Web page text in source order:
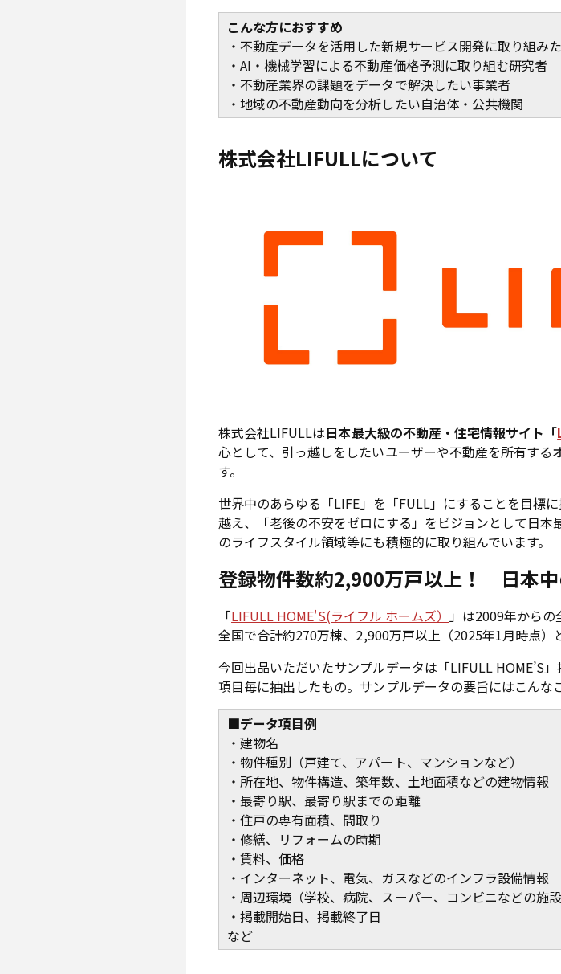
こんな方におすすめ
・不動産データを活用した新規サービス開発に取り組み
・AI・機械学習による不動産価格予測に取り組む研究者
・不動産業界の課題をデータで解決したい事業者
・地域の不動産動向を分析したい自治体・公共機関
株式会社LIFULLについて
株式会社LIFULLは日本最大級の不動産・住宅情報サイト「
心として、引っ越しをしたいユーザーや不動産を所有す
す。
世界中のあらゆる「LIFE」を「FULL」にすることを目標
越え、「老後の不安をゼロにする」をビジョンとして日本
のライフスタイル領域等にも積極的に取り組んでいます。
登録物件数約2,900万戸以上！ 日本中
「LIFULL HOME'S(ライフル ホームズ）
」は2009年から
全国で合計約270万棟、2,900万戸以上（2025年1月時点）
今回出品いただいたサンプルデータは「LIFULL HOME’S
項目毎に抽出したもの。サンプルデータの要旨にはこんな
■データ項目例
・建物名
・物件種別（戸建て、アパート、マンションなど）
・所在地、物件構造、築年数、土地面積などの建物情報
・最寄り駅、最寄り駅までの距離
・住戸の専有面積、間取り
・修繕、リフォームの時期
・賃料、価格
・インターネット、電気、ガスなどのインフラ設備情報
・周辺環境（学校、病院、スーパー、コンビニなどの施設
・掲載開始日、掲載終了日
など